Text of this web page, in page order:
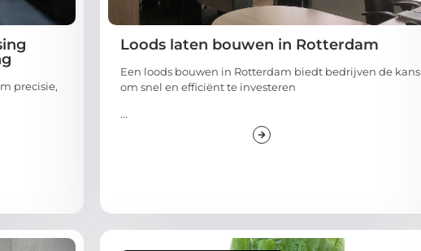
precisie,
Loods laten bouwen in Rotterdam
Een loods bouwen in Rotterdam biedt bedrijven de kans
om snel en efficiënt te investeren
...